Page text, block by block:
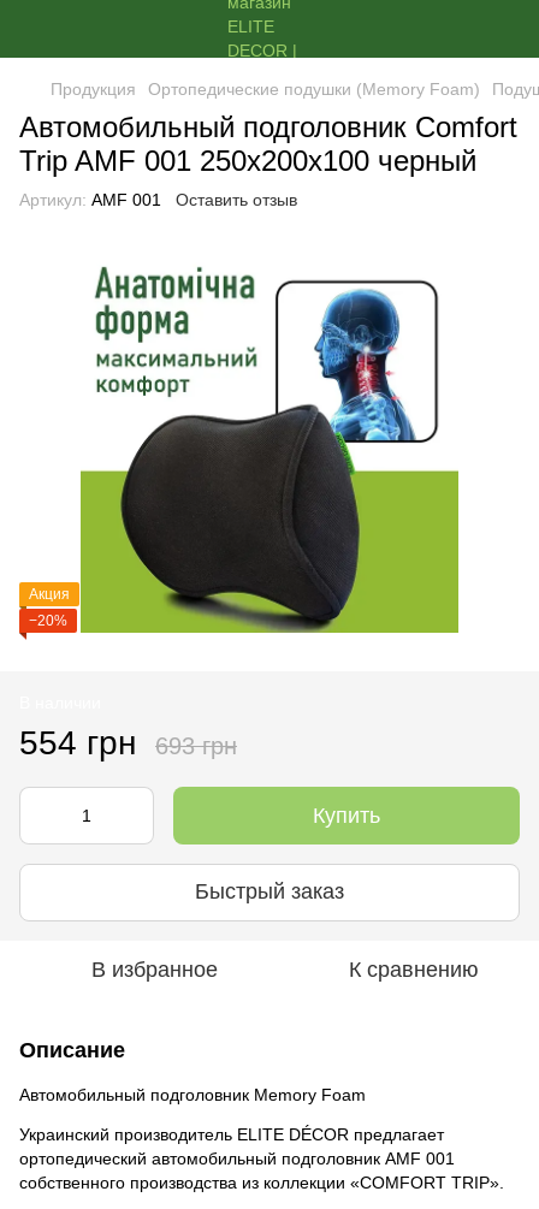
Продукция Ортопедические подушки (Memory Foam)
Автомобильный подголовник Comfort
Trip AMF 001 250х200х100 черный
Артикул: AMF 001 Оставить отзыв
Акция
−20%
554 грн 693 грн
Купить
Быстрый заказ
В избранное К сравнению
Описание
Автомобильный подголовник Memory Foam
Украинский производитель ELITE DÉCOR предлагает
ортопедический автомобильный подголовник AMF 001
собственного производства из коллекции «COMFORT TRIP».